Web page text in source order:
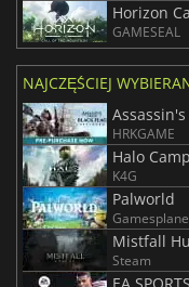
Horizon
GAMESEAL
NAJCZĘŚCIEJ
HRKGAME
Halo
K4G
Palworld
Mistfall
Steam